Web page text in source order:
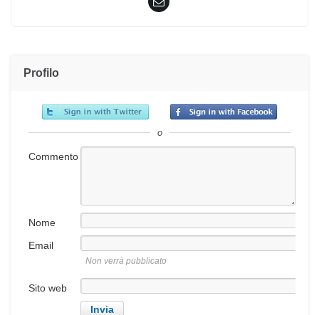
Profilo
o
Commento
Nome
Email
Non verrà pubblicato
Sito web